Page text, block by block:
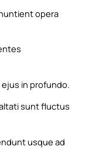
opera
ejus in profundo.
sunt fluctus
usque ad